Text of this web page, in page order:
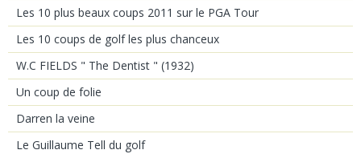
Les 10 plus beaux coups 2011 sur le PGA Tour
Les 10 coups de golf les plus chanceux
W.C FIELDS " The Dentist " (1932)
Un coup de folie
Darren la veine
Le Guillaume Tell du golf